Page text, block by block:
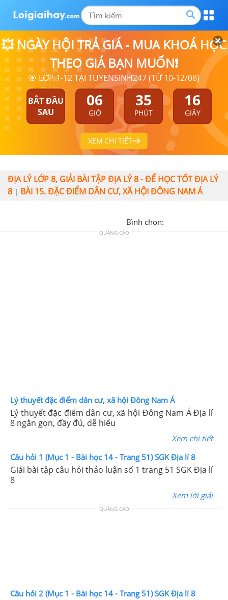
💥 NGÀY HỘI TRẢ GIÁ - MUA KHOÁ HỌC
THEO GIÁ BẠN MUỐN❗
🎯 LỚP 1-12 TẠI TUYENSINH247 (TỪ 10-12/08)
BẮT ĐẦU
SAU
06
GIỜ
35
PHÚT
15
GIÂY
XEM CHI TIẾT
ĐỊA LÝ LỚP 8, GIẢI BÀI TẬP ĐỊA LÝ 8 - ĐỂ HỌC TỐT ĐỊA LÝ
8 | BÀI 15. ĐẶC ĐIỂM DÂN CƯ, XÃ HỘI ĐÔNG NAM Á
Bình chọn:
QUẢNG CÁO
Lý thuyết đặc điểm dân cư, xã hội Đông Nam Á
Lý thuyết đặc điểm dân cư, xã hội Đông Nam Á Địa lí
8 ngắn gọn, đầy đủ, dễ hiểu
Xem chi tiết
Câu hỏi 1 (Mục 1 - Bài học 14 - Trang 51) SGK Địa lí 8
Giải bài tập câu hỏi thảo luận số 1 trang 51 SGK Địa lí
8
Xem lời giải
QUẢNG CÁO
Câu hỏi 2 (Mục 1 - Bài học 14 - Trang 51) SGK Địa lí 8